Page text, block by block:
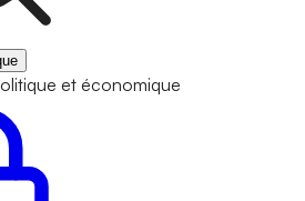
et économique